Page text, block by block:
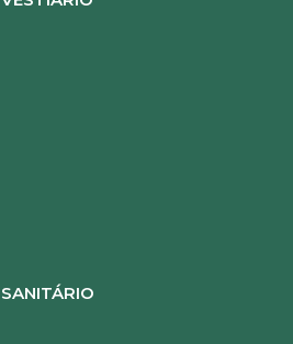
SANITÁRIO